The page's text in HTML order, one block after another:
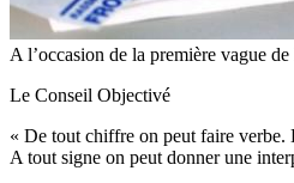
A l’occasion de la première vague
Le Conseil Objectivé
« De tout chiffre on peut faire verbe.
A tout signe on peut donner une